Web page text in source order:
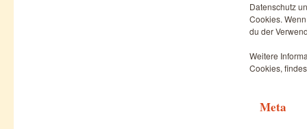
Datenschutz
Cookies.
du der
Weitere
Cookies,
Meta